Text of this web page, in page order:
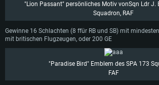
"Lion Passant" persönliches Motiv vonSqn Ldr J.
Squadron, RAF
Gewinne 16 Schlachten (8 ffür RB und SB) mit
mit britischen Flugzeugen, oder 200 GE
"Paradise Bird" Emblem des SPA 173
FAF